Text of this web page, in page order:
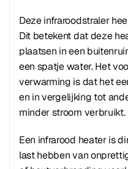
Deze infraroodstraler
Dit betekent dat deze
plaatsen in een
een spatje water. Het
verwarming is dat het
en in vergelijking tot
minder stroom verbruikt.
Een infrarood heater is
last hebben van